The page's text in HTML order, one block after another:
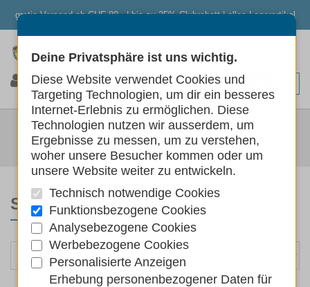
gratis Versand ab CHF 80.- | bis zu 25% Clubrabatt | alles Lagerartikel
0 0 0
CATSY
Marken Catsy
SORTIEREN NACH
Deine Privatsphäre ist uns wichtig.
Diese Website verwendet Cookies und
Targeting Technologien, um dir ein besseres
Internet-Erlebnis zu ermöglichen. Diese
Technologien nutzen wir ausserdem, um
Ergebnisse zu messen, um zu verstehen,
woher unsere Besucher kommen oder um
unsere Website weiter zu entwickeln.
Technisch notwendige Cookies
Funktionsbezogene Cookies
Analysebezogene Cookies
Werbebezogene Cookies
Personalisierte Anzeigen
Erhebung personenbezogener Daten für